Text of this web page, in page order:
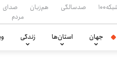
صدسالگی هم‌زبان
صدای
مردم
جهان استان‌ها زندگی